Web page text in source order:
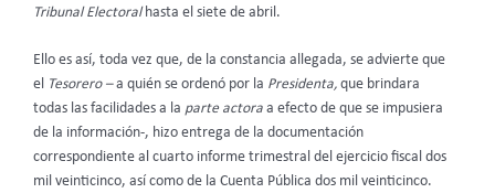
Tribunal Electoralhasta el siete de abril.
Ello es así, toda vez que, de la constancia allegada, se advierte que
el
Tesorero –a quién se ordenó por la Presidenta, que brindara
todas las facilidades a la parte actora a efecto de que se impusiera
de la información-, hizo entrega de la documentación
correspondiente al cuarto informe trimestral del ejercicio fiscal dos
mil veinticinco, así como de la Cuenta Pública dos mil veinticinco.